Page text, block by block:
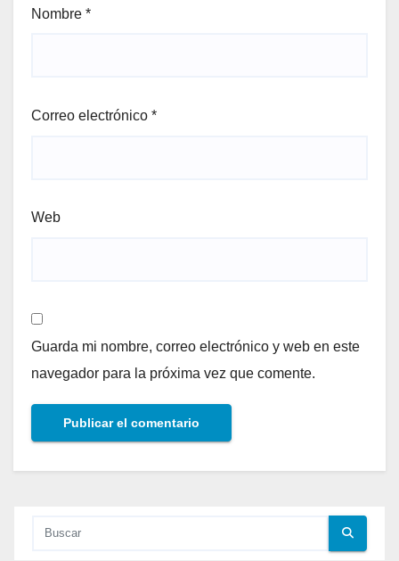
Nombre *
Correo electrónico *
Web
Guarda mi nombre, correo electrónico y web en este
navegador para la próxima vez que comente.